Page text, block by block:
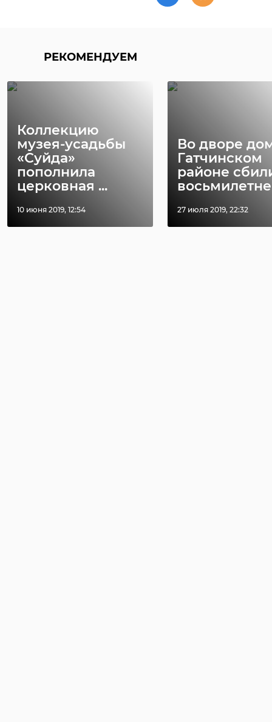
РЕКОМЕНДУЕМ
Коллекцию
музея-усадьбы
«Суйда»
пополнила
церковная ...
10 июня 2019, 12:54
Во дворе
Гатчинском
районе
27 июля 2019, 22:32